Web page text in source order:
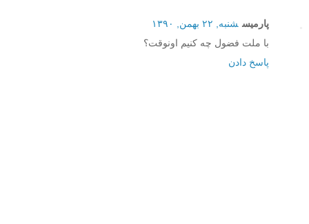
پارمیس شنبه, ۲۲ بهمن, ۱۳۹۰
با ملت فضول چه کنیم اونوقت؟
پاسخ دادن